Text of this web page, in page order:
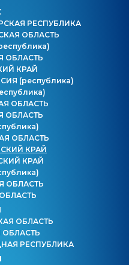
РЕСПУБЛИКА
ОБЛАСТЬ
ОБЛАСТЬ
КРАЙ
(республика)
ОБЛАСТЬ
ОБЛАСТЬ
ОБЛАСТЬ
КРАЙ
КРАЙ
ОБЛАСТЬ
ОБЛАСТЬ
РЕСПУБЛИКА